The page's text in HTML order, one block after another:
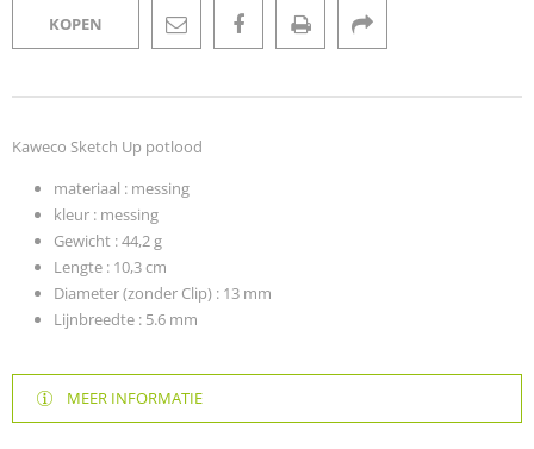
KOPEN
Kaweco Sketch Up potlood
materiaal : messing
kleur : messing
Gewicht :44,2g
Lengte : 10,3 cm
Diameter (zonder Clip) : 13 mm
Lijnbreedte : 5.6 mm
MEER INFORMATIE